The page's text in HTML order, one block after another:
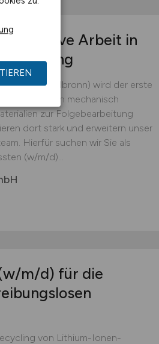
operative Arbeit in
Heilbronn) wird der erste
die Batterien mechanisch
zur Folgebearbeitung
dort stark und erweitern unser
Hierfür suchen wir Sie als
(w/m/d)...
m/d) für die
von Lithium-Ionen-